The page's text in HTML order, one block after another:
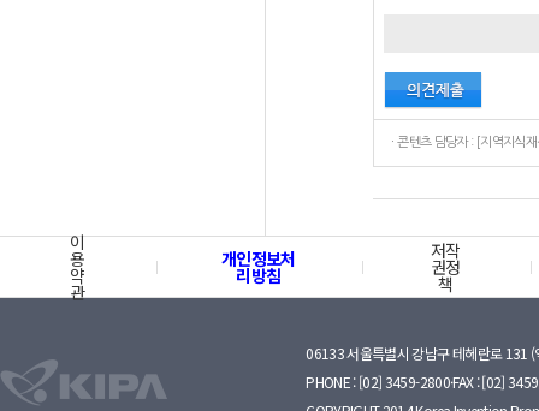
이
용
약
관
개인정보처
리방침
저작
권정
책
06133 서울특별시 강남구 테헤란로 131 (
PHONE : [02] 3459-2800·FAX : [02]